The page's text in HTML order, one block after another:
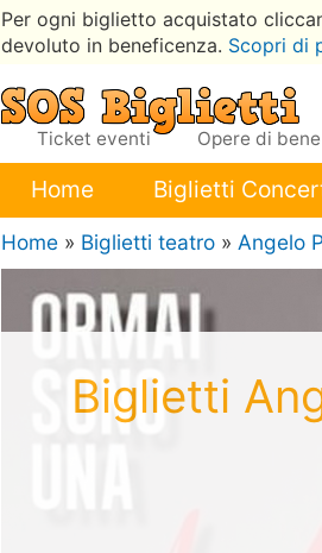
Per ogni biglietto acquistato
devoluto in beneficenza. Scopri di
Ticket eventi Opere di bene
Home Biglietti
Home » Biglietti teatro » Angelo
Biglietti